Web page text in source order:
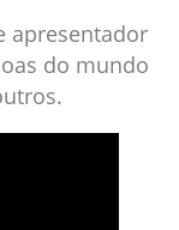
apresentador
do mundo